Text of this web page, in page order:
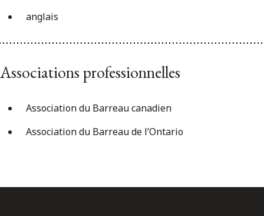
anglais
Associations professionnelles
Association du Barreau canadien
Association du Barreau de l’Ontario